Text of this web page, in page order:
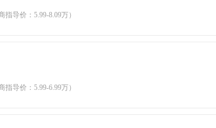
指导价：5.99-8.09万）
指导价：5.99-6.99万）